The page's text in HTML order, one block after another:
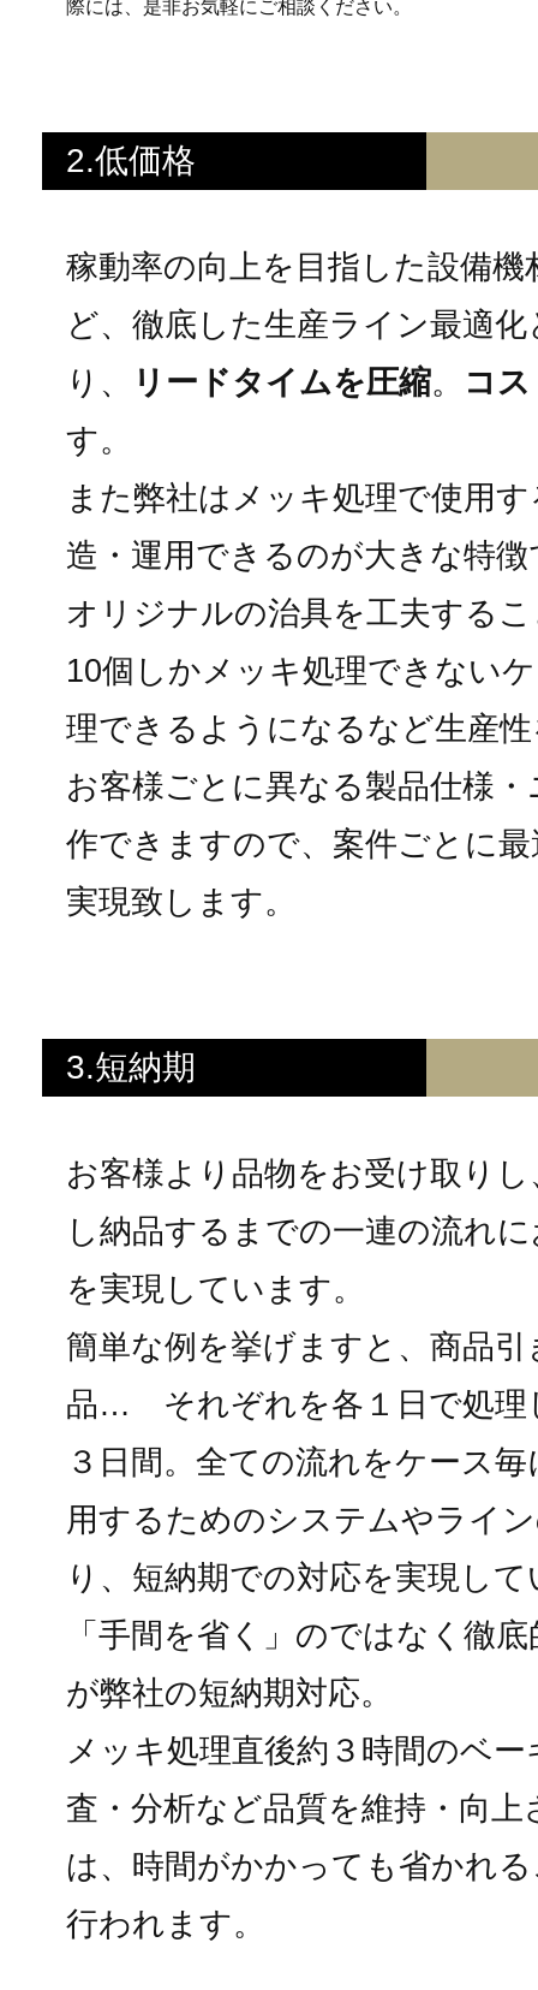
際には、是非お気軽にご相談ください。
2.低価格
稼動率の向上を目指した設備
ど、徹底した生産ライン最適
り、
リードタイムを圧縮。
コ
す。
また弊社はメッキ処理で使用す
造・運用できるのが大きな特徴
オリジナルの治具を工夫する
10個しかメッキ処理できない
理できるようになるなど生産
お客様ごとに異なる製品仕様
作できますので、案件ごとに
実現致します。
3.短納期
お客様より品物をお受け取り
し納品するまでの一連の流れ
を実現しています。
簡単な例を挙げますと、商品
品… それぞれを各１日で処理
３日間。全ての流れをケース
用するためのシステムやライ
り、短納期での対応を実現し
「手間を省く」のではなく徹
が弊社の短納期対応。
メッキ処理直後約３時間のベ
査・分析など品質を維持・向
は、時間がかかっても省かれ
行われます。